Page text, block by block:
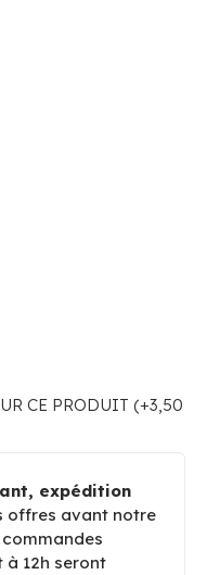
CE PRODUIT (+3,50
expédition
offres avant notre
commandes
à 12h seront